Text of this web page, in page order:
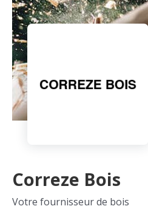
CALCULER SA
TROUVER SON FOURNISSEUR
BLOG
ESPACE PRO
Correze Bois
Votre fournisseur de bois